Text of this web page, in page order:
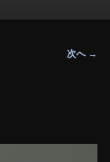
次へ →